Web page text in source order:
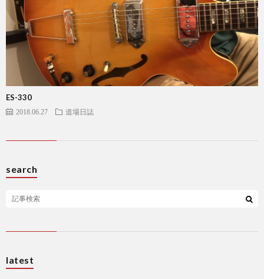
ES-330
2018.06.27 道場日誌
search
latest